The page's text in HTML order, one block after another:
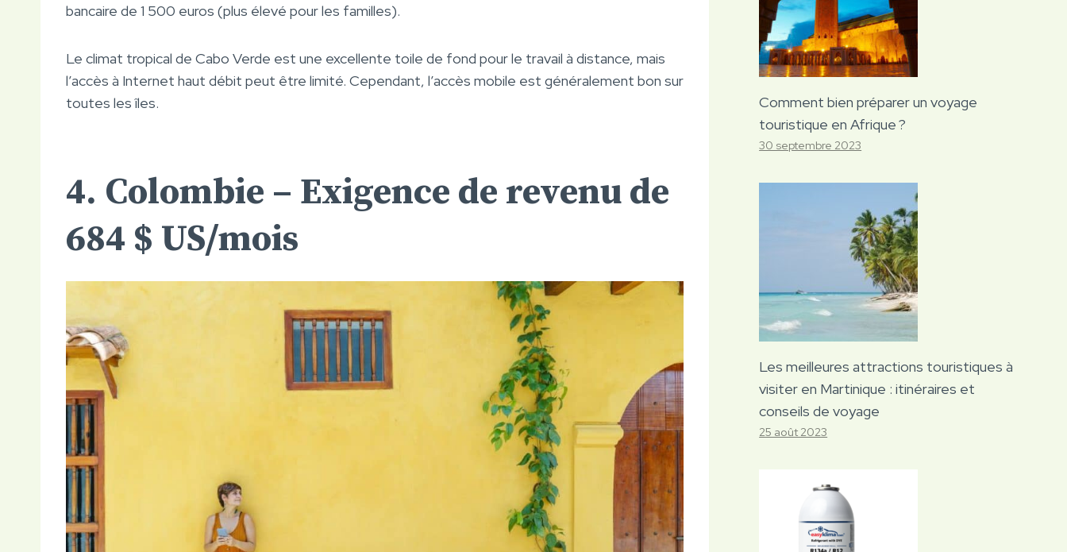
bancaire de 1 500 euros (plus élevé pour les familles).
Le climat tropical de Cabo Verde est une excellente toile de fond pour le travail à distance, mais
l’accès à Internet haut débit peut être limité. Cependant, l’accès mobile est généralement bon sur
toutes les îles.
4. Colombie – Exigence de revenu de
684 $ US/mois
Comment bien préparer un voyage
touristique en Afrique ?
30 septembre 2023
Les meilleures attractions touristiques à
visiter en Martinique : itinéraires et
conseils de voyage
25 août 2023